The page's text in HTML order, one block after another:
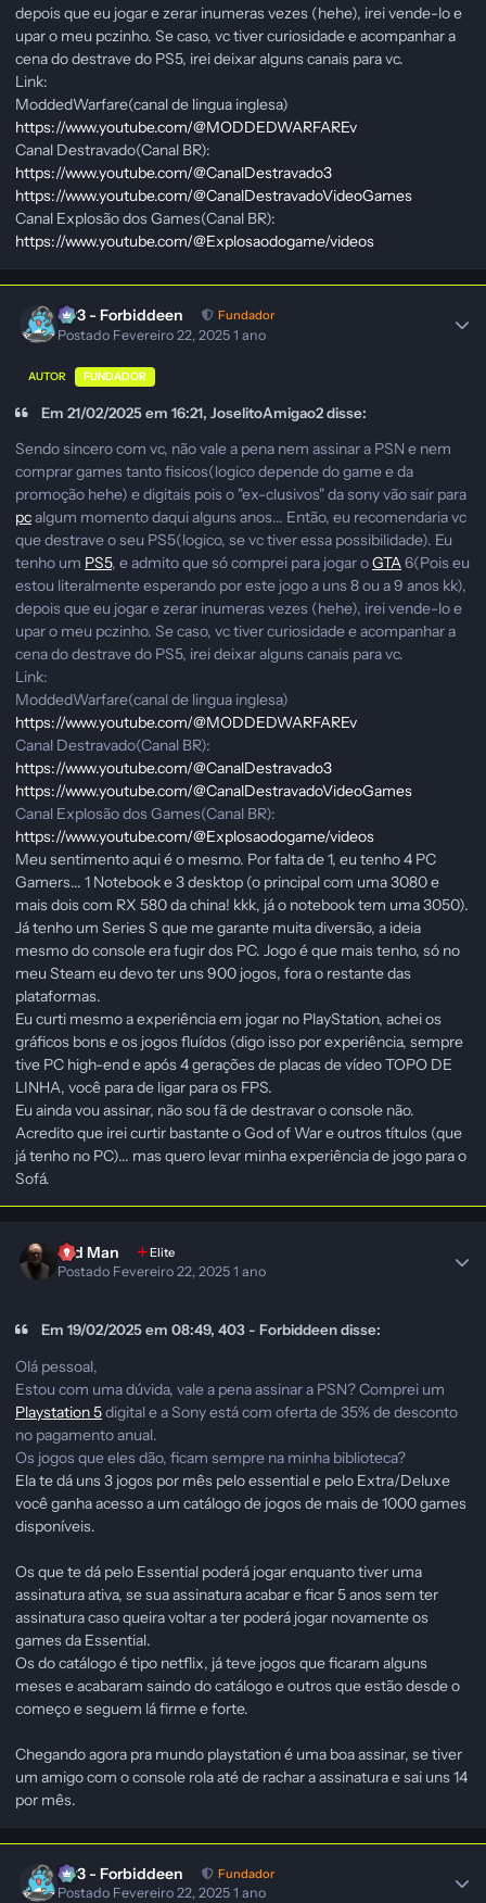
depois que eu jogar e zerar inumeras vezes (hehe), irei vende-lo e
upar o meu pczinho. Se caso, vc tiver curiosidade e acompanhar a
cena do destrave do PS5, irei deixar alguns canais para vc.
Link:
ModdedWarfare(canal de lingua inglesa)
https://www.youtube.com/@MODDEDWARFAREv
Canal Destravado(Canal BR):
https://www.youtube.com/@CanalDestravado3
https://www.youtube.com/@CanalDestravadoVideoGames
Canal Explosão dos Games(Canal BR):
https://www.youtube.com/@Explosaodogame/videos
403 - Forbiddeen Fundador
Postado Fevereiro 22, 20251 ano
AUTOR FUNDADOR
Em 21/02/2025 em 16:21, JoselitoAmigao2 disse:
Sendo sincero com vc, não vale a pena nem assinar a PSN e nem
comprar games tanto fisicos(logico depende do game e da
promoção hehe) e digitais pois o "ex-clusivos" da sony vão sair para
pcalgum momento daqui alguns anos... Então, eu recomendaria vc
que destrave o seu PS5(logico, se vc tiver essa possibilidade). Eu
tenho um PS5, e admito que só comprei para jogar oGTA6(Pois eu
estou literalmente esperando por este jogo a uns 8 ou a 9 anos kk),
depois que eu jogar e zerar inumeras vezes (hehe), irei vende-lo e
upar o meu pczinho. Se caso, vc tiver curiosidade e acompanhar a
cena do destrave do PS5, irei deixar alguns canais para vc.
Link:
ModdedWarfare(canal de lingua inglesa)
https://www.youtube.com/@MODDEDWARFAREv
Canal Destravado(Canal BR):
https://www.youtube.com/@CanalDestravado3
https://www.youtube.com/@CanalDestravadoVideoGames
Canal Explosão dos Games(Canal BR):
https://www.youtube.com/@Explosaodogame/videos
Meu sentimento aqui é o mesmo. Por falta de 1, eu tenho 4 PC
Gamers... 1 Notebook e 3 desktop (o principal com uma 3080 e
mais dois com RX 580 da china! kkk, já o notebook tem uma 3050).
Já tenho um Series S que me garante muita diversão, a ideia
mesmo do console era fugir dos PC. Jogo é que mais tenho, só no
meu Steam eu devo ter uns 900 jogos, fora o restante das
plataformas.
Eu curti mesmo a experiência em jogar no PlayStation, achei os
gráficos bons e os jogos fluídos (digo isso por experiência, sempre
tive PC high-end e após 4 gerações de placas de vídeo TOPO DE
LINHA, você para de ligar para os FPS.
Eu ainda vou assinar, não sou fã de destravar o console não.
Acredito que irei curtir bastante o God of War e outros títulos (que
já tenho no PC)... mas quero levar minha experiência de jogo para o
Sofá.
Old Man Elite
Postado Fevereiro 22, 20251 ano
Em 19/02/2025 em 08:49, 403 - Forbiddeen disse:
Olá pessoal,
Estou com uma dúvida, vale a pena assinar a PSN? Comprei um
Playstation 5digital e a Sony está com oferta de 35% de desconto
no pagamento anual.
Os jogos que eles dão, ficam sempre na minha biblioteca?
Ela te dá uns 3 jogos por mês pelo essential e pelo Extra/Deluxe
você ganha acesso a um catálogo de jogos de mais de 1000 games
disponíveis.
Os que te dá pelo Essential poderá jogar enquanto tiver uma
assinatura ativa, se sua assinatura acabar e ficar 5 anos sem ter
assinatura caso queira voltar a ter poderá jogar novamente os
games da Essential.
Os do catálogo é tipo netflix, já teve jogos que ficaram alguns
meses e acabaram saindo do catálogo e outros que estão desde o
começo e seguem lá firme e forte.
Chegando agora pra mundo playstation é uma boa assinar, se tiver
um amigo com o console rola até de rachar a assinatura e sai uns 14
por mês.
403 - Forbiddeen Fundador
Postado Fevereiro 22, 20251 ano